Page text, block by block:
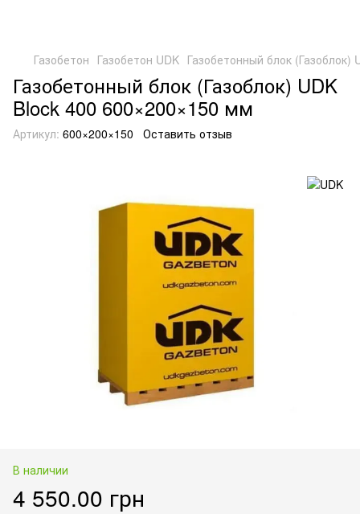
Газобетон Газобетон UDK Газобетонный блок
Газобетонный блок (Газоблок) UDK
Block 400 600×200×150 мм
Артикул: 600×200×150 Оставить отзыв
В наличии
4 550.00 грн